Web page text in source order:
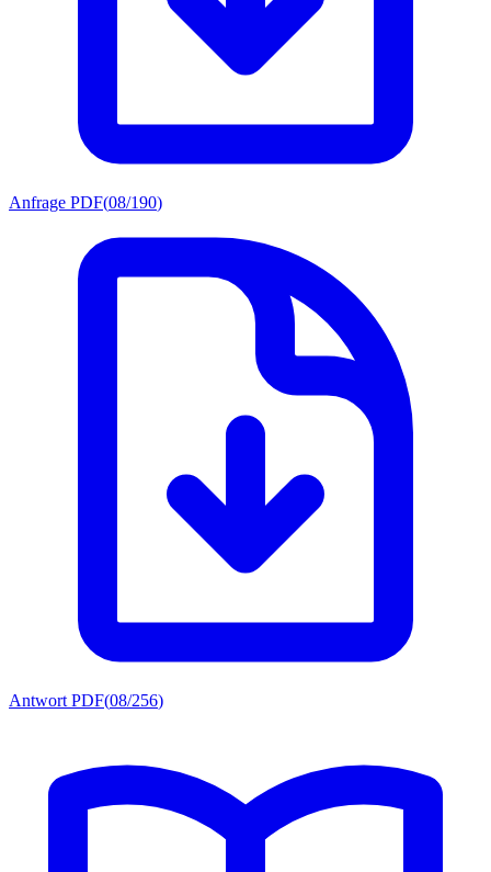
Anfrage PDF(08/190)
Antwort PDF(08/256)